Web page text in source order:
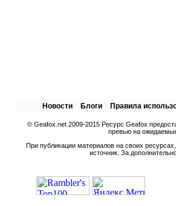
Новости Блоги Правила
© Geafox.net 2009-2015 Ресурс Geafox
превью на
При публикации материалов на своих
источник. За